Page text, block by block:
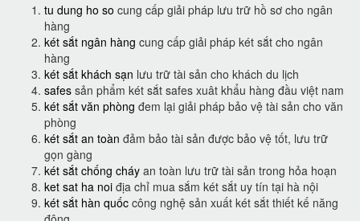
tu dung ho so cung cấp giải pháp lưu trữ hồ sơ cho ngân
hàng
két sắt ngân hàng cung cấp giải pháp két sắt cho ngân
hàng
két sắt khách sạn lưu trữ tài sản cho khách du lịch
safes sản phẩm két sắt safes xuât khẩu hàng đầu việt nam
két sắt văn phòng đem lại giải pháp bảo vệ tài sản cho văn
phòng
két sắt an toàn đảm bảo tài sản được bảo vệ tốt, lưu trữ
gọn gàng
két sắt chống cháy an toàn lưu trữ tài sản trong hỏa hoạn
ket sat ha noi địa chỉ mua sắm két sắt uy tín tại hà nội
két sắt hàn quốc công nghệ sản xuất két sắt thiết kế năng